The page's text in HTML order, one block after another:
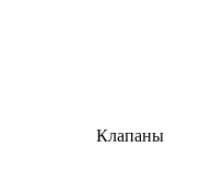
Клапаны